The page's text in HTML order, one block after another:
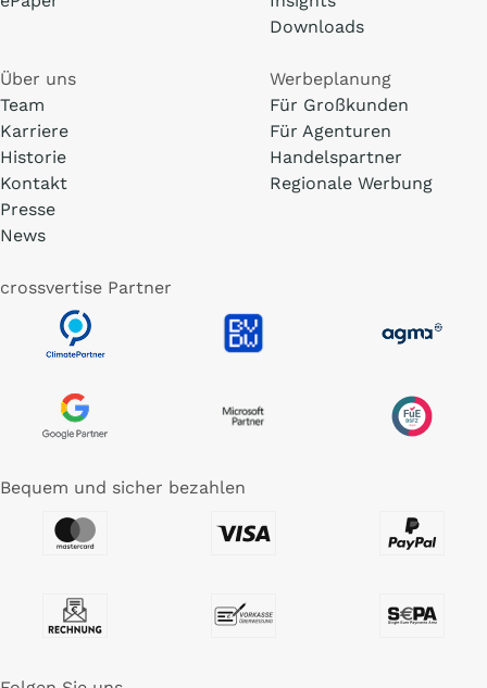
Downloads
Über uns
Team
Karriere
Historie
Kontakt
Presse
News
Werbeplanung
Für Großkunden
Für Agenturen
Handelspartner
Regionale Werbung
crossvertise Partner
Bequem und sicher bezahlen